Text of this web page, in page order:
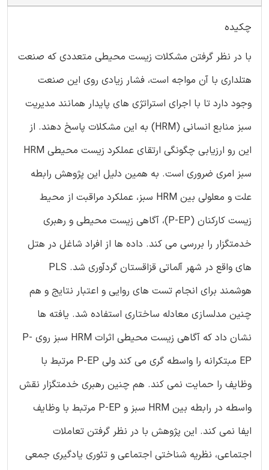
چکیده
با در نظر گرفتن مشکلات زیست محیطی متعددی که صنعت
هتلداری با آن مواجه است، فشار زیادی روی این صنعت
وجود دارد تا با اجرای استراتژی های پایدار همانند مدیریت
سبز منابع انسانی (HRM) به این مشکلات پاسخ دهند. از
این رو ارزیابی چگونگی ارتقای عملکرد زیست محیطی HRM
سبز امری ضروری است. به همین دلیل این پژوهش رابطه
علت و معلولی بین HRM سبز، عملکرد مراقبت از محیط
زیست کارکنان (P-EP)، آگاهی زیست محیطی و رهبری
خدمتگزار را بررسی می کند. داده ها از افراد شاغل در هتل
های واقع در شهر آلماتی قزاقستان گردآوری شد. PLS
هوشمند برای انجام تست های روایی و اعتبار نتایج و هم
چنین مدلسازی معادله ساختاری استفاده شد. یافته ها
نشان داد که آگاهی زیست محیطی اثرات HRM سبز روی P-
EP مبتکرانه را واسطه گری می کند ولی P-EP مرتبط با
وظایف را حمایت نمی کند. هم چنین رهبری خدمتگزار نقش
واسطه در رابطه بین HRM سبز و P-EP مرتبط با وظایف
ایفا نمی کند. این پژوهش با در نظر گرفتن تعاملات
اجتماعی، نظریه شناختی اجتماعی و تئوری یادگیری جمعی